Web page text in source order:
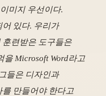
미지 우선이다.
있다. 우리가
훈련받은 도구들은
을 Microsoft Word라고
들은 디자인과
만들어야 한다고